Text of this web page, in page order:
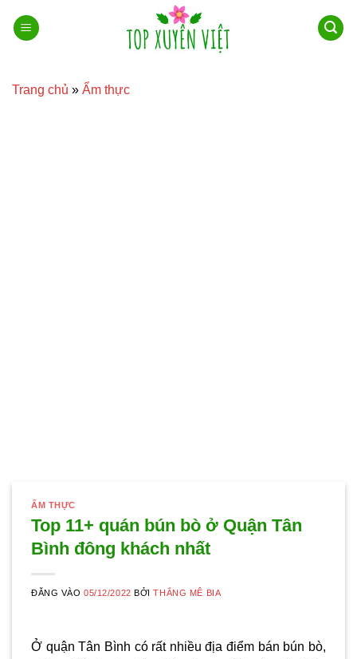
qua
Trang chủ » Ẩm thực
ẨM THỰC
Top 11+ quán bún bò ở Quận Tân
Bình đông khách nhất
ĐĂNG VÀO05/12/2022 BỞITHẮNG MÊ BIA
Ở quận Tân Bình có rất nhiều địa điểm bán bún bò,